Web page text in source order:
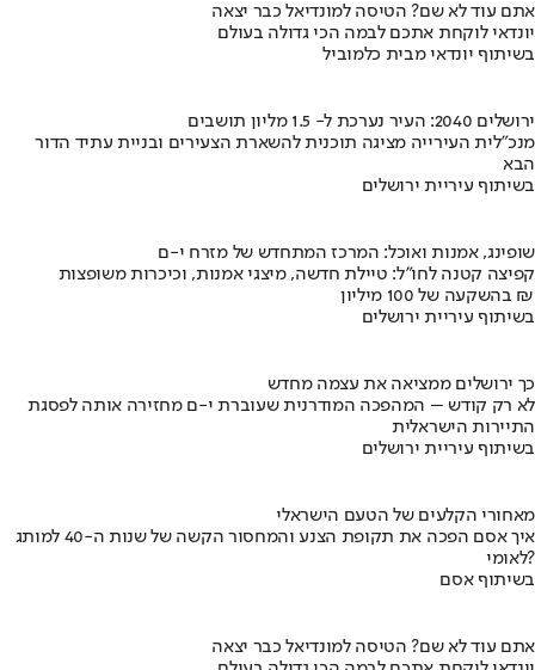
אתם עוד לא שם? הטיסה למונדיאל כבר יצאה
יונדאי לוקחת אתכם לבמה הכי גדולה בעולם
בשיתוף יונדאי מבית כלמוביל
ירושלים 2040: העיר נערכת ל- 1.5 מליון תושבים
מנכ"לית העירייה מציגה תוכנית להשארת הצעירים ובניית עתיד הדור
הבא
בשיתוף עיריית ירושלים
שופינג, אמנות ואוכל: המרכז המתחדש של מזרח י-ם
קפיצה קטנה לחו"ל: טיילת חדשה, מיצגי אמנות, וכיכרות משופצות
בהשקעה של 100 מיליון ₪
בשיתוף עיריית ירושלים
כך ירושלים ממציאה את עצמה מחדש
לא רק קודש – המהפכה המודרנית שעוברת י-ם מחזירה אותה לפסגת
התיירות הישראלית
בשיתוף עיריית ירושלים
מאחורי הקלעים של הטעם הישראלי
איך אסם הפכה את תקופת הצנע והמחסור הקשה של שנות ה-40 למותג
לאומי?
בשיתוף אסם
אתם עוד לא שם? הטיסה למונדיאל כבר יצאה